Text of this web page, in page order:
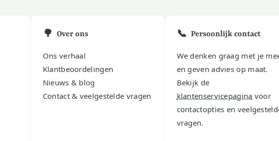
🌳 Over ons
Ons verhaal
Klantbeoordelingen
Nieuws & blog
Contact & veelgestelde vragen
📞 Persoonlijk contact
We denken graag met je
en geven advies op maat.
Bekijk de
klantenservicepagina voor
contactopties en
vragen.